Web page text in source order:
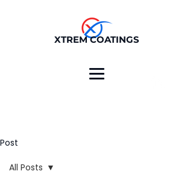
XTREM COATINGS
Post
All Posts